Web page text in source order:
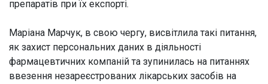
препаратів при їх експорті.
Маріана Марчук, в свою чергу, висвітлила такі питання,
як захист персональних даних в діяльності
фармацевтичних компаній та зупинилась на питаннях
ввезення незареєстрованих лікарських засобів на